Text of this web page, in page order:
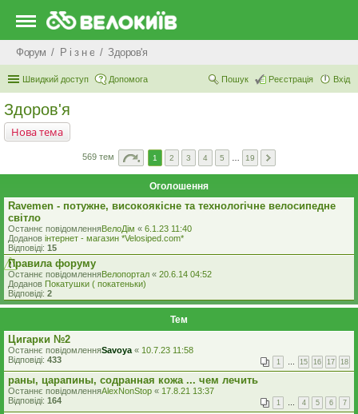
Форум Р i з н е Здоров'я
Швидкий доступ Допомога Вхід
Реєстрація
Пошук
Здоров'я
Нова тема
569 тем 1 2 3 4 5 19
Оголошення
Ravemen - потужне, високоякісне та технологічне велосипедне
світло
Останнє повідомленняВелоДім « 6.1.23 11:40
Доданов iнтернет - магазин *Velosiped.com*
Відповіді: 15
Правила форуму
Останнє повідомленняВелопортал « 20.6.14 04:52
Доданов Покатушки ( покатеньки)
Відповіді: 2
Тем
Цигарки №2
Останнє повідомленняSavoya « 10.7.23 11:58
Відповіді: 433 1 … 15 16 17 18
раны, царапины, содранная кожа ... чем лечить
Останнє повідомленняAlexNonStop « 17.8.21 13:37
Відповіді: 164 1 … 4 5 6 7